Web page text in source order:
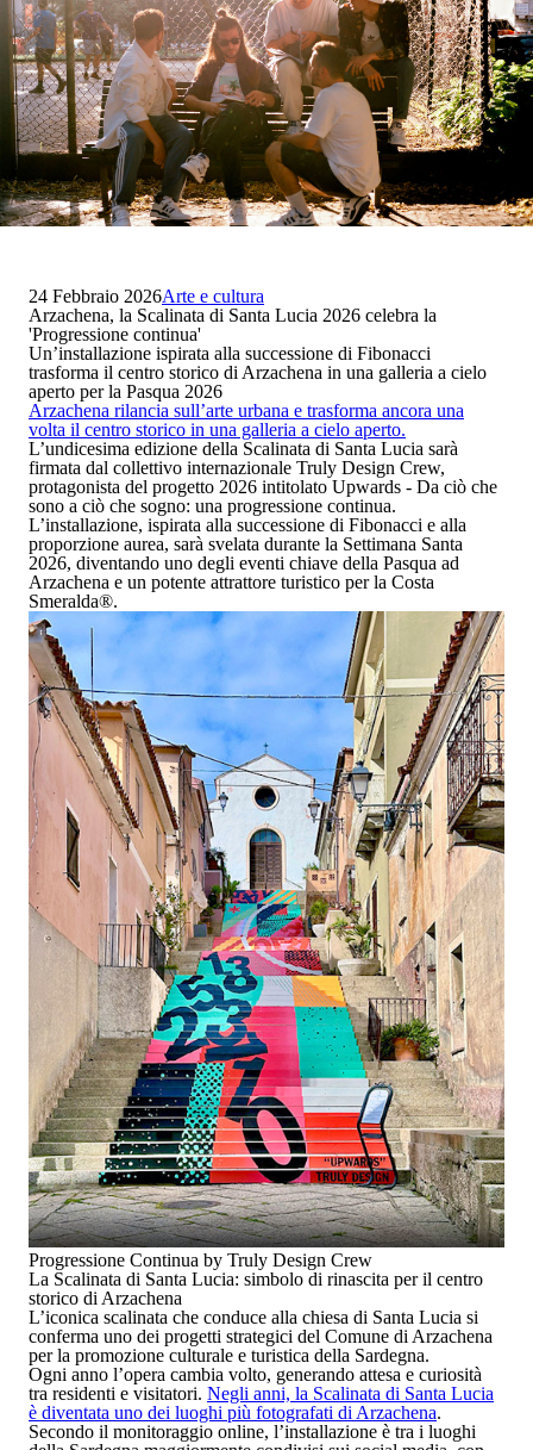
24 Febbraio 2026Arte e cultura
Arzachena, la Scalinata di Santa Lucia 2026 celebra la
'Progressione continua'
Un’installazione ispirata alla successione di Fibonacci
trasforma il centro storico di Arzachena in una galleria a cielo
aperto per la Pasqua 2026
Arzachena rilancia sull’arte urbana e trasforma ancora una
volta il centro storico in una galleria a cielo aperto.
L’undicesima edizione della Scalinata di Santa Lucia sarà
firmata dal collettivo internazionale Truly Design Crew,
protagonista del progetto 2026 intitolato Upwards - Da ciò che
sono a ciò che sogno: una progressione continua.
L’installazione, ispirata alla successione di Fibonacci e alla
proporzione aurea, sarà svelata durante la Settimana Santa
2026, diventando uno degli eventi chiave della Pasqua ad
Arzachena e un potente attrattore turistico per la Costa
Smeralda®.
Progressione Continua by Truly Design Crew
La Scalinata di Santa Lucia: simbolo di rinascita per il centro
storico di Arzachena
L’iconica scalinata che conduce alla chiesa di Santa Lucia si
conferma uno dei progetti strategici del Comune di Arzachena
per la promozione culturale e turistica della Sardegna.
Ogni anno l’opera cambia volto, generando attesa e curiosità
tra residenti e visitatori. Negli anni, la Scalinata di Santa Lucia
è diventata uno dei luoghi più fotografati di Arzachena.
Secondo il monitoraggio online, l’installazione è tra i luoghi